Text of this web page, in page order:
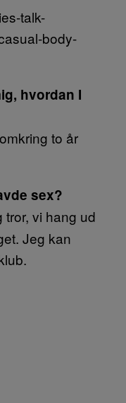
hvordan I
to år
sex?
vi hang ud
Jeg kan